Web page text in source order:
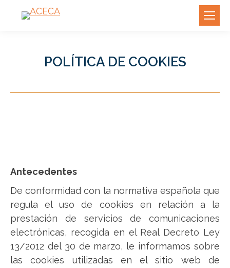
POLÍTICA DE COOKIES
Antecedentes
De conformidad con la normativa española que
regula el uso de cookies en relación a la
prestación de servicios de comunicaciones
electrónicas, recogida en el Real Decreto Ley
13/2012 del 30 de marzo, le informamos sobre
las cookies utilizadas en el sitio web de